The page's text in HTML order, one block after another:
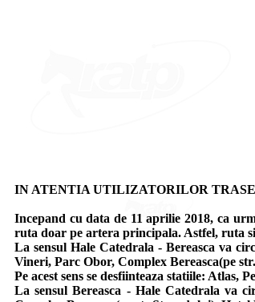
IN ATENTIA UTILIZATORILOR
Incepand cu data de 11 aprilie 2018, ca
ruta doar pe artera principala. Astfel, ruta
La sensul Hale Catedrala - Bereasca va
Vineri, Parc Obor, Complex Bereasca(pe
Pe acest sens se desfiinteaza statiile: Atlas,
La sensul Bereasca - Hale Catedrala va